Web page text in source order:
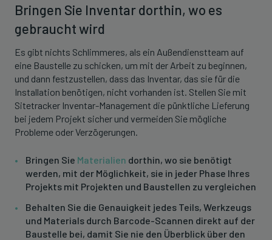
Bringen Sie Inventar dorthin, wo es
gebraucht wird
Es gibt nichts Schlimmeres, als ein Außendienstteam auf
eine Baustelle zu schicken, um mit der Arbeit zu beginnen,
und dann festzustellen, dass das Inventar, das sie für die
Installation benötigen, nicht vorhanden ist. Stellen Sie mit
Sitetracker Inventar-Management die pünktliche Lieferung
bei jedem Projekt sicher und vermeiden Sie mögliche
Probleme oder Verzögerungen.
Bringen Sie Materialien dorthin, wo sie benötigt
werden, mit der Möglichkeit, sie in jeder Phase Ihres
Projekts mit Projekten und Baustellen zu vergleichen
Behalten Sie die Genauigkeit jedes Teils, Werkzeugs
und Materials durch Barcode-Scannen direkt auf der
Baustelle bei, damit Sie nie den Überblick über den